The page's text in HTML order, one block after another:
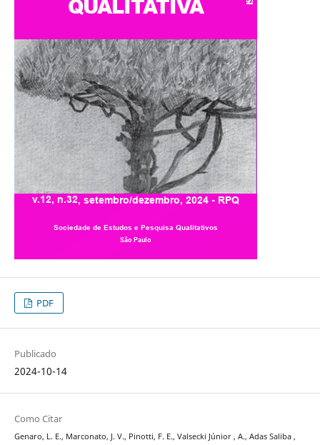
PDF
Publicado
2024-10-14
Como Citar
Genaro, L. E., Marconato, J. V., Pinotti, F. E., Valsecki Júnior , A., Adas Saliba ,